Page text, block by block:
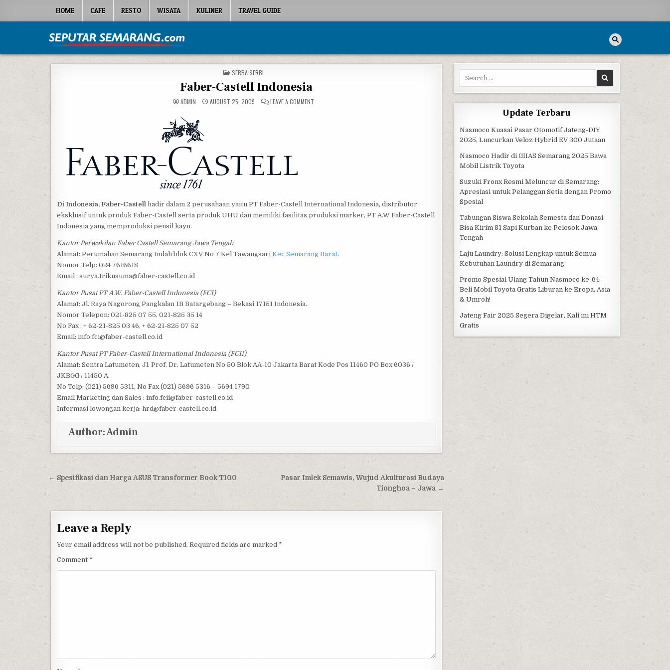
HOME CAFE RESTO WISATA KULINER TRAVEL GUIDE
Seputar Semarang
POSTED IN
SERBA SERBI
Faber-Castell Indonesia
ADMIN AUGUST 25, 2009 LEAVE A COMMENT
Di Indonesia, Faber-Castell hadir dalam 2 perusahaan yaitu PT Faber-Castell International Indonesia, distributor
eksklusif untuk produk Faber-Castell serta produk UHU dan memiliki fasilitas produksi marker, PT A.W Faber-Castell
Indonesia yang memproduksi pensil kayu.
Kantor Perwakilan Faber Castell Semarang Jawa Tengah
Alamat: Perumahan Semarang Indah blok CXV No 7 Kel Tawangsari Kec Semarang Barat.
Nomor Telp: 024 7616618
Email : surya.trikusuma@faber-castell.co.id
Kantor Pusat PT A.W. Faber-Castell Indonesia (FCI)
Alamat: Jl. Raya Nagorong Pangkalan 1B Batargebang – Bekasi 17151 Indonesia.
Nomor Telepon: 021-825 07 55, 021-825 35 14
No Fax : + 62-21-825 03 46, + 62-21-825 07 52
Email: info.fci@faber-castell.co.id
Kantor Pusat PT Faber-Castell International Indonesia (FCII)
Alamat: Sentra Latumeten, Jl. Prof. Dr. Latumeten No 50 Blok AA-10 Jakarta Barat Kode Pos 11460 PO Box 6036 /
JKBGG / 11450 A.
No Telp: (021) 5696 5311, No Fax (021) 5696 5316 – 5694 1790
Email Marketing dan Sales : info.fcii@faber-castell.co.id
Informasi lowongan kerja: hrd@faber-castell.co.id
Author:Admin
Post navigation
Pasar Imlek Semawis, Wujud Akulturasi Budaya
Tionghoa – Jawa →
← Spesifikasi dan Harga ASUS Transformer Book T100
Leave a Reply
Your email address will not be published. Required fields are marked *
Comment *
Search for:
Update Terbaru
Nasmoco Kuasai Pasar Otomotif Jateng-DIY
2025, Luncurkan Veloz Hybrid EV 300 Jutaan
Nasmoco Hadir di GIIAS Semarang 2025 Bawa
Mobil Listrik Toyota
Suzuki Fronx Resmi Meluncur di Semarang:
Apresiasi untuk Pelanggan Setia dengan Promo
Spesial
Tabungan Siswa Sekolah Semesta dan Donasi
Bisa Kirim 81 Sapi Kurban ke Pelosok Jawa
Tengah
Laju Laundry: Solusi Lengkap untuk Semua
Kebutuhan Laundry di Semarang
Promo Spesial Ulang Tahun Nasmoco ke-64:
Beli Mobil Toyota Gratis Liburan ke Eropa, Asia
& Umroh!
Jateng Fair 2025 Segera Digelar, Kali ini HTM
Gratis